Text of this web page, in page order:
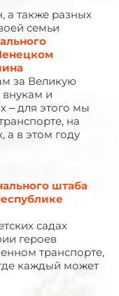
а также разных
семьи
за Великую
и
– для этого мы
на
а в этом году
штаба
садах
героев
транспорте,
каждый может